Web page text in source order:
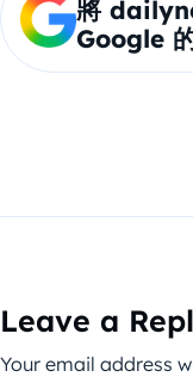
將
Google
Leave a
Your email address